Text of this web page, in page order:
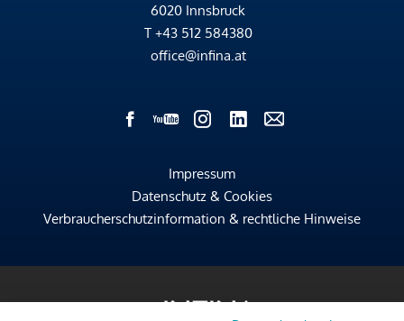
6020 Innsbruck
T +43 512 584380
office@infina.at
Impressum
Datenschutz & Cookies
Verbraucherschutzinformation & rechtliche Hinweise